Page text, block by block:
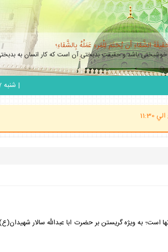
الشَّقاءِ أن يُختَمَ لِلْمَرءِ عَمَلُهُ بِالشَّقاءِ؛
باشد و حقيقت بدبختى آن است كه كار انسان به
| شنبه 17 مرداد 1405
(ساعت پاسخگوي احكام شرعي 20 الي 21:30 شب10 صبح الي 11:30
است؛ به ويژه گريستن بر حضرت ابا عبدالله سالار